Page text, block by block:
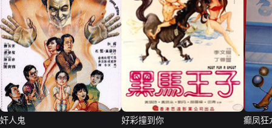
奸人鬼
好彩撞到你
癫凤狂